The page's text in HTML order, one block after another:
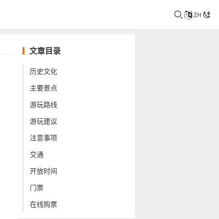
ZH
文章目录
历史文化
主要景点
游玩路线
游玩建议
注意事项
交通
开放时间
门票
在线购票